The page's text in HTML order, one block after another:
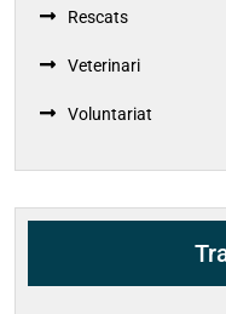
Rescats
Veterinari
Voluntariat